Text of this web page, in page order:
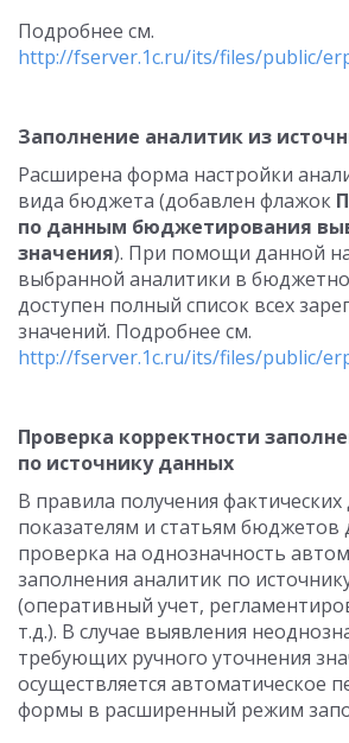
Подробнее см.
http://fserver.1c.ru/its/files/public/
Заполнение аналитик из
Расширена форма настройки
вида бюджета (добавлен флажок
по данным бюджетирования
значения). При помощи данной
выбранной аналитики в
доступен полный список всех
значений. Подробнее см.
http://fserver.1c.ru/its/files/public/
Проверка корректности
по источнику данных
В правила получения
показателям и статьям бюджетов
проверка на однозначность
заполнения аналитик по
(оперативный учет,
т.д.). В случае выявления
требующих ручного уточнения
осуществляется автоматическое
формы в расширенный режим